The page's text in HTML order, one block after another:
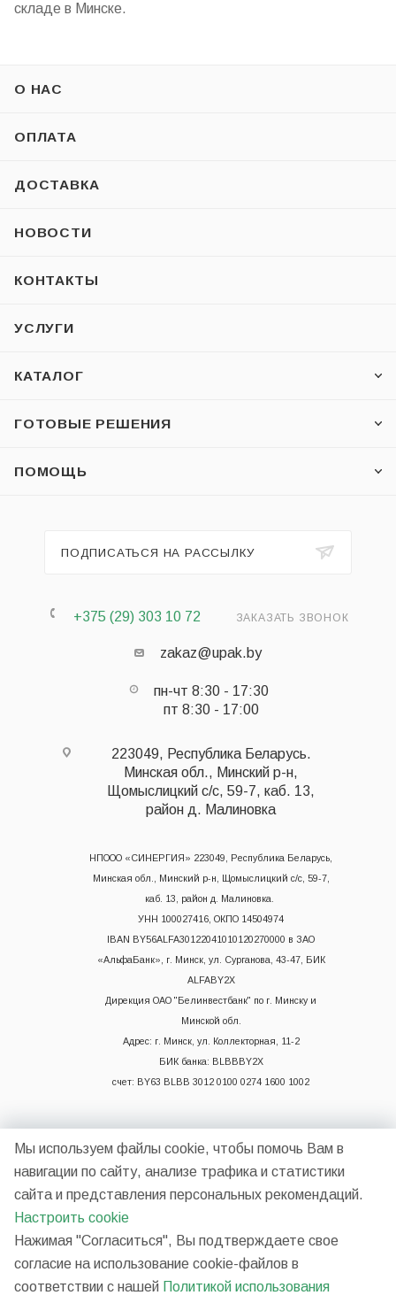
складе в Минске.
О НАС
ОПЛАТА
ДОСТАВКА
НОВОСТИ
КОНТАКТЫ
УСЛУГИ
КАТАЛОГ
ГОТОВЫЕ РЕШЕНИЯ
ПОМОЩЬ
ПОДПИСАТЬСЯ НА РАССЫЛКУ
+375 (29) 303 10 72 ЗАКАЗАТЬ ЗВОНОК
zakaz@upak.by
пн-чт 8:30 - 17:30
пт 8:30 - 17:00
223049, Республика Беларусь.
Минская обл., Минский р-н,
Щомыслицкий с/с, 59-7, каб. 13,
район д. Малиновка
НПООО «СИНЕРГИЯ» 223049, Республика Беларусь,
Минская обл., Минский р-н, Щомыслицкий с/с, 59-7,
каб. 13, район д. Малиновка.
УНН 100027416, ОКПО 14504974
IBAN BY56ALFA30122041010120270000 в ЗАО
«АльфаБанк», г. Минск, ул. Сурганова, 43-47, БИК
ALFABY2X
Дирекция ОАО "Белинвестбанк" по г. Минску и
Минской обл.
Адрес: г. Минск, ул. Коллекторная, 11-2
БИК банка: BLBBBY2X
счет: BY63 BLBB 3012 0100 0274 1600 1002
2026 © НП ООО "Синергия"
Разработано в
Мы используем файлы cookie, чтобы помочь Вам в
навигации по сайту, анализе трафика и статистики
сайта и представления персональных рекомендаций.
Настроить cookie
Нажимая "Согласиться", Вы подтверждаете свое
согласие на использование cookie-файлов в
соответствии с нашей Политикой использования